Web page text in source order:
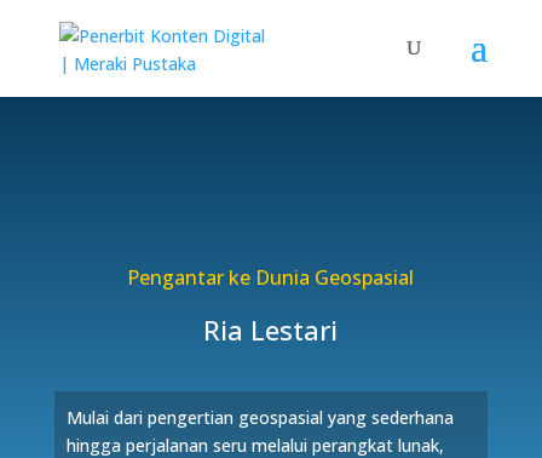
Pengantar ke Dunia Geospasial
Ria Lestari
Mulai dari pengertian geospasial yang sederhana
hingga perjalanan seru melalui perangkat lunak,